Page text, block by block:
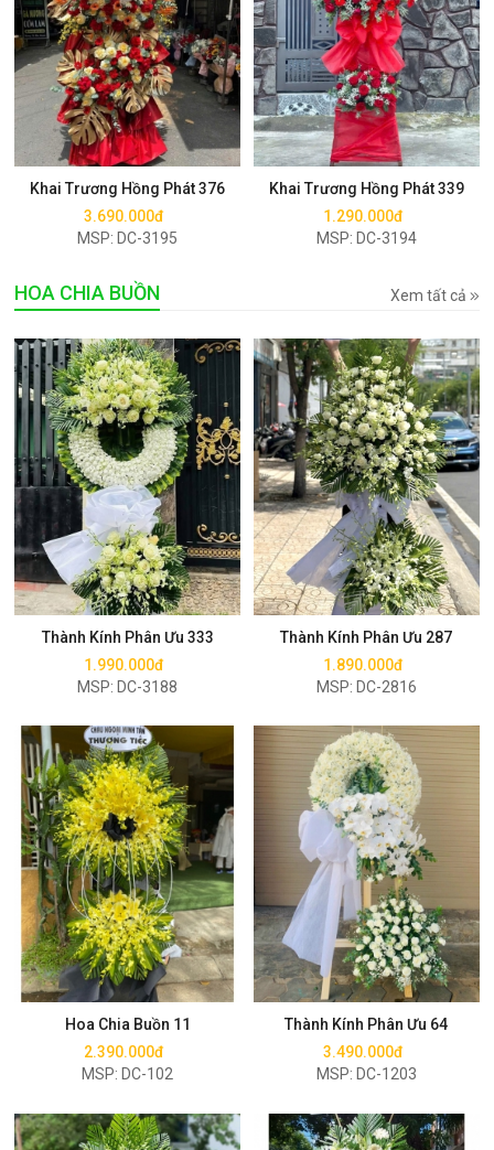
Khai Trương Hồng Phát 376
3.690.000đ
MSP: DC-3195
Mua ngay
Khai Trương Hồng Phát 339
1.290.000đ
MSP: DC-3194
Mua ngay
HOA CHIA BUỒN Xem tất cả
Thành Kính Phân Ưu 333
1.990.000đ
MSP: DC-3188
Mua ngay
Thành Kính Phân Ưu 287
1.890.000đ
MSP: DC-2816
Mua ngay
Hoa Chia Buồn 11
2.390.000đ
MSP: DC-102
Mua ngay
Thành Kính Phân Ưu 64
3.490.000đ
MSP: DC-1203
Mua ngay